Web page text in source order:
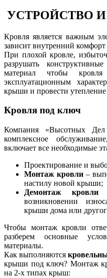
УСТРОЙСТВО
Кровля является важным
зависит внутренний
При плохой кровле,
разрушать
материал чтобы
эксплуатационным
крыши и провести
Кровля под ключ
Компания «Высотных
комплексное
включает все необходимые
Проектирование и
Монтаж кровли –
настилу новой крыши;
Демонтаж кровли
возникновении
крыши дома или
Чтобы монтаж кровли
разберем основные
материалы.
Как выполняются
крыши под ключ? Монтаж
на 2-х типах крыш: